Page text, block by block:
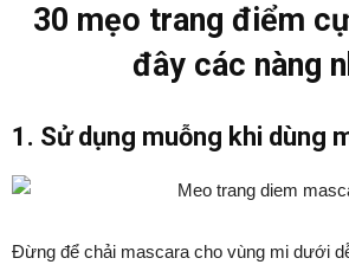
30 mẹo trang điểm
đây các nàng
1. Sử dụng muỗng khi dùng
Đừng để chải mascara cho vùng mi dưới